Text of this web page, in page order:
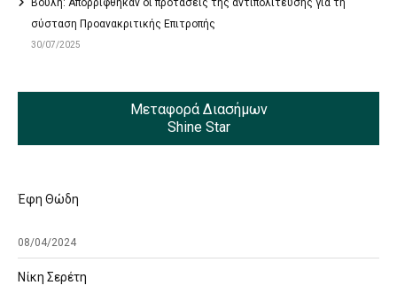
Βουλή: Απορρίφθηκαν οι προτάσεις της αντιπολίτευσης για τη
σύσταση Προανακριτικής Επιτροπής
30/07/2025
Μεταφορά Διασήμων
Shine Star
Έφη Θώδη
08/04/2024
Νίκη Σερέτη